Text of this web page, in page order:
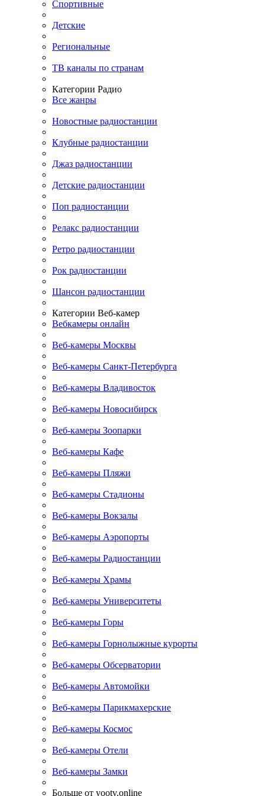
Спортивные
Детские
Региональные
ТВ каналы по странам
Категории Радио
Все жанры
Новостные радиостанции
Клубные радиостанции
Джаз радиостанции
Детские радиостанции
Поп радиостанции
Релакс радиостанции
Ретро радиостанции
Рок радиостанции
Шансон радиостанции
Категории Веб-камер
Вебкамеры онлайн
Веб-камеры Москвы
Веб-камеры Санкт-Петербурга
Веб-камеры Владивосток
Веб-камеры Новосибирск
Веб-камеры Зоопарки
Веб-камеры Кафе
Веб-камеры Пляжи
Веб-камеры Стадионы
Веб-камеры Вокзалы
Веб-камеры Аэропорты
Веб-камеры Радиостанции
Веб-камеры Храмы
Веб-камеры Университеты
Веб-камеры Горы
Веб-камеры Горнолыжные курорты
Веб-камеры Обсерватории
Веб-камеры Автомойки
Веб-камеры Парикмахерские
Веб-камеры Космос
Веб-камеры Отели
Веб-камеры Замки
Больше от yootv.online